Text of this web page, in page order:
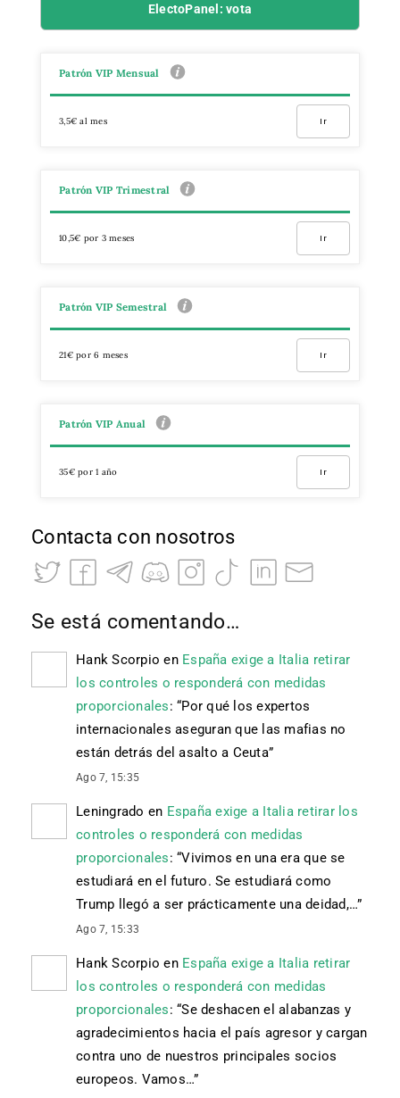
ElectoPanel: vota
Patrón VIP Mensual
3,5€ al mes Ir
Patrón VIP Trimestral
10,5€ por 3 meses Ir
Patrón VIP Semestral
21€ por 6 meses Ir
Patrón VIP Anual
35€ por 1 año Ir
Contacta con nosotros
Se está comentando…
Hank Scorpio en España exige a Italia retirar
los controles o responderá con medidas
proporcionales: “Por qué los expertos
internacionales aseguran que las mafias no
están detrás del asalto a Ceuta”
Ago 7, 15:35
Leningrado en España exige a Italia retirar los
controles o responderá con medidas
proporcionales: “Vivimos en una era que se
estudiará en el futuro. Se estudiará como
Trump llegó a ser prácticamente una deidad,…”
Ago 7, 15:33
Hank Scorpio en España exige a Italia retirar
los controles o responderá con medidas
proporcionales: “Se deshacen el alabanzas y
agradecimientos hacia el país agresor y cargan
contra uno de nuestros principales socios
europeos. Vamos…”